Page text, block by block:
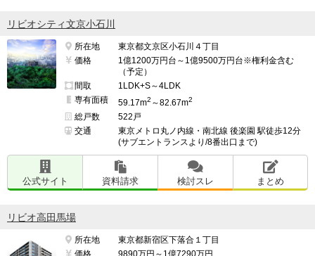
リビオシティ文京小石川
所在地
東京都文京区小石川４丁目
価格
1億1200万円台～1億9500万円台※権利金含む
（予定）
間取
1LDK+S～4LDK
専有面積
59.17m2 ～82.67m2
総戸数
522戸
交通
東京メトロ丸ノ内線・南北線 後楽園 駅徒歩12分
(サブエントランスより/8番出口まで)
公式サイト 資料請求 検討スレ まとめ
リビオ高田馬場
所在地
東京都新宿区下落合１丁目
価格
9890万円～1億7290万円